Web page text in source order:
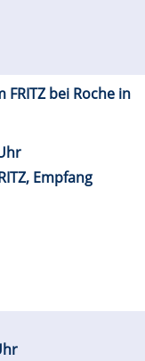
bei Roche in
Empfang